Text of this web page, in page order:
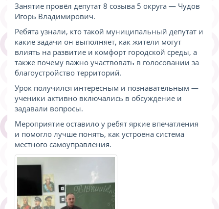
Занятие провёл депутат 8 созыва 5 округа — Чудов
Игорь Владимирович.
Ребята узнали, кто такой муниципальный депутат и
какие задачи он выполняет, как жители могут
влиять на развитие и комфорт городской среды, а
также почему важно участвовать в голосовании за
благоустройство территорий.
Урок получился интересным и познавательным —
ученики активно включались в обсуждение и
задавали вопросы.
Мероприятие оставило у ребят яркие впечатления
и помогло лучше понять, как устроена система
местного самоуправления.